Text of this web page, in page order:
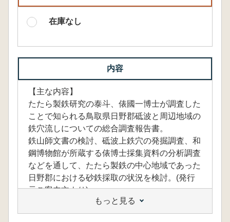
在庫なし
内容
【主な内容】
たたら製鉄研究の泰斗、俵國一博士が調査した
ことで知られる鳥取県日野郡砥波と周辺地域の
鉄穴流しについての総合調査報告書。
鉄山師文書の検討、砥波上鉄穴の発掘調査、和
鋼博物館が所蔵する俵博士採集資料の分析調査
などを通して、たたら製鉄の中心地域であった
日野郡における砂鉄採取の状況を検討。(発行
元ご案内文より)
第1章 研究の目的と経過
もっと見る